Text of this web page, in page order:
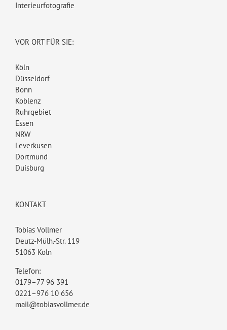
Interieurfotografie
VOR ORT FÜR SIE:
Köln
Düsseldorf
Bonn
Koblenz
Ruhrgebiet
Essen
NRW
Leverkusen
Dortmund
Duisburg
KONTAKT
Tobias Vollmer
Deutz-Mülh.-Str. 119
51063 Köln
Telefon:
0179–77 96 391
0221–976 10 656
mail@tobiasvollmer.de